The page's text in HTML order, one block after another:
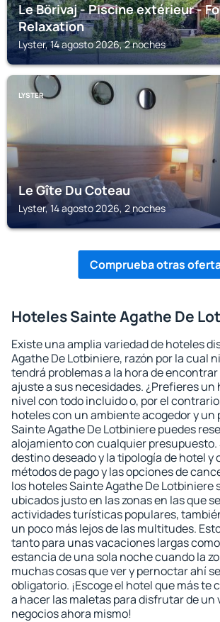
Le Börivaj - Piscine extérieur -
Relaxation
Lyster, 14 agosto 2026, 2 noches
LYSTER
Le Gîte Du Coteau
Lyster, 14 agosto 2026, 2 noches
Comprueba otras
Hoteles Sainte Agathe De
Existe una amplia variedad de hoteles
Agathe De Lotbiniere, razón por la cual
tendrá problemas a la hora de encontrar
ajuste a sus necesidades. ¿Prefieres un
nivel con todo incluido o, por el
hoteles con un ambiente acogedor y un
Sainte Agathe De Lotbiniere puedes
alojamiento con cualquier presupuesto.
destino deseado y la tipología de hotel y
métodos de pago y las opciones de
los hoteles Sainte Agathe De Lotbiniere
ubicados justo en las zonas en las que
actividades turísticas populares,
un poco más lejos de las multitudes.
tanto para unas vacaciones largas
estancia de una sola noche cuando la
muchas cosas que ver y pernoctar ahí
obligatorio. ¡Escoge el hotel que más te
a hacer las maletas para disfrutar de un
negocios ahora mismo!